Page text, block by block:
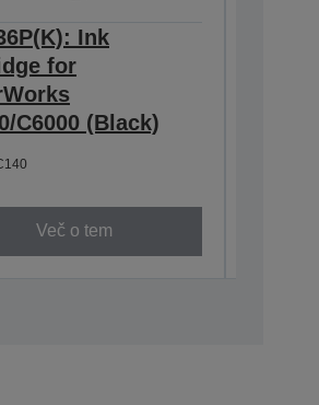
Ink
for
C6000 (Black)
Več o tem